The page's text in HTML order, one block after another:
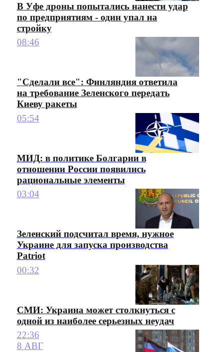
В Уфе дроны попытались нанести удар
по предприятиям - один упал на
стройку
08:46
"Сделали все": Финляндия ответила
на требование Зеленского передать
Киеву ракеты
05:54
МИД: в политике Болгарии в
отношении России появились
рациональные элементы
03:04
Зеленский подсчитал время, нужное
Украине для запуска производства
Patriot
00:32
СМИ: Украина может столкнуться с
одной из наиболее серьезных неудач
22:36
8 АВГ